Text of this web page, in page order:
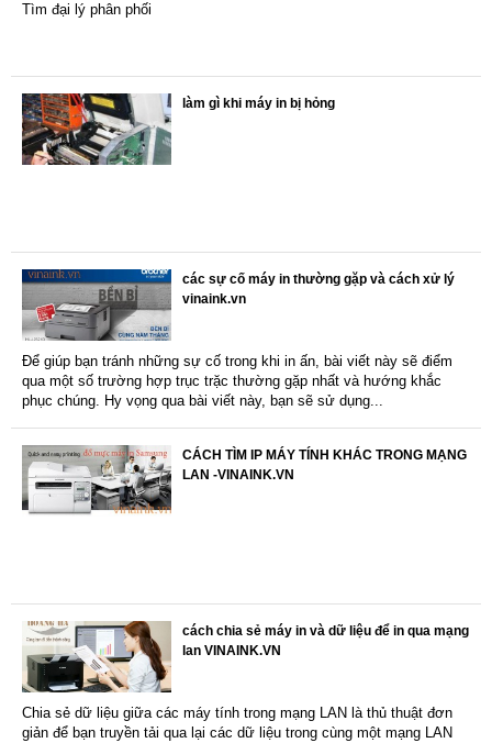
Tìm đại lý phân phối
làm gì khi máy in bị hỏng
các sự cố máy in thường gặp và cách xử lý
vinaink.vn
Để giúp bạn tránh những sự cố trong khi in ấn, bài viết này sẽ điểm
qua một số trường hợp trục trặc thường gặp nhất và hướng khắc
phục chúng. Hy vọng qua bài viết này, bạn sẽ sử dụng...
CÁCH TÌM IP MÁY TÍNH KHÁC TRONG MẠNG
LAN -VINAINK.VN
cách chia sẻ máy in và dữ liệu để in qua mạng
lan VINAINK.VN
Chia sẻ dữ liệu giữa các máy tính trong mạng LAN là thủ thuật đơn
giản để bạn truyền tải qua lại các dữ liệu trong cùng một mạng LAN